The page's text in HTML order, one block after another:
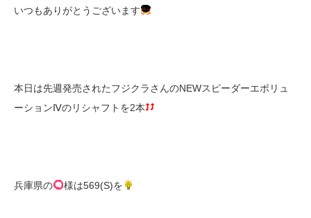
いつもありがとうございます
本日は先週発売されたフジクラさんのNEWスピーダーエボリュ
ーションⅣのリシャフトを2本
兵庫県の 様は569(S)を